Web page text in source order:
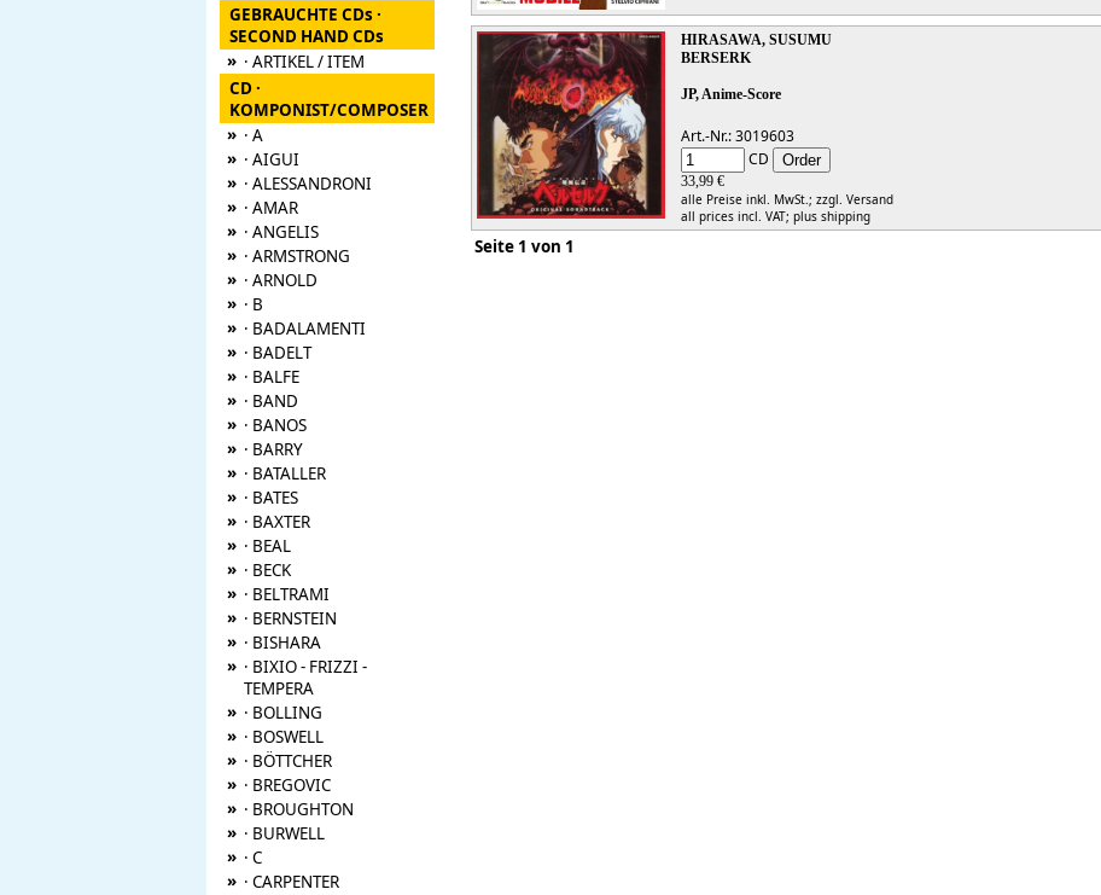
GEBRAUCHTE CDs ·
SECOND HAND CDs
» · ARTIKEL / ITEM
CD ·
KOMPONIST/COMPOSER
» · A
» · AIGUI
» · ALESSANDRONI
» · AMAR
» · ANGELIS
» · ARMSTRONG
» · ARNOLD
» · B
» · BADALAMENTI
» · BADELT
» · BALFE
» · BAND
» · BANOS
» · BARRY
» · BATALLER
» · BATES
» · BAXTER
» · BEAL
» · BECK
» · BELTRAMI
» · BERNSTEIN
» · BISHARA
» · BIXIO - FRIZZI -
TEMPERA
» · BOLLING
» · BOSWELL
» · BÖTTCHER
» · BREGOVIC
» · BROUGHTON
» · BURWELL
» · C
» · CARPENTER
HIRASAWA, SUSUMU
BERSERK
JP, Anime-Score
Art.-Nr.: 3019603
CD
33,99 €
alle Preise inkl. MwSt.; zzgl. Versand
all prices incl. VAT; plus shipping
Seite 1 von 1